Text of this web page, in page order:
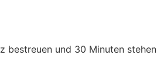
bestreuen und 30 Minuten stehen